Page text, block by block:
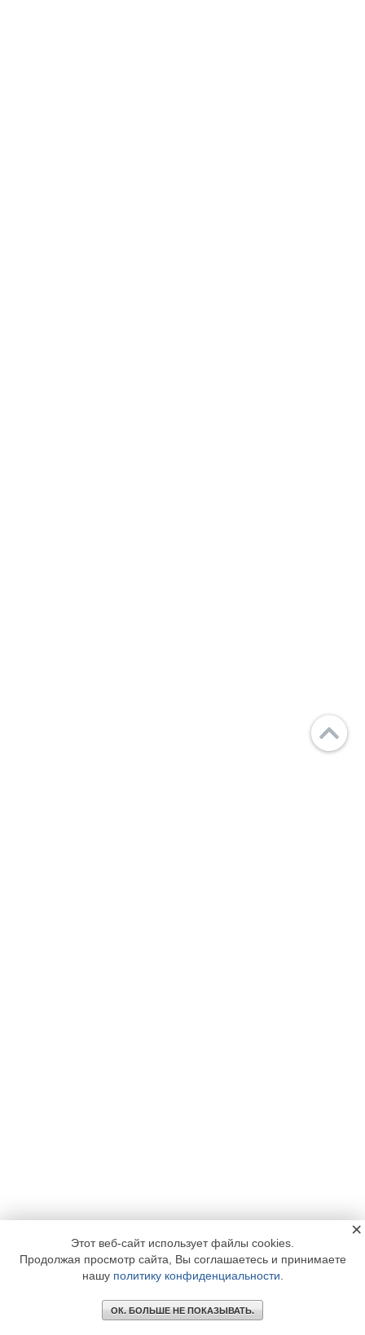
Этот веб-сайт использует файлы cookies.
Продолжая просмотр сайта, Вы соглашаетесь и принимаете
нашу политику конфиденциальности
ОК. БОЛЬШЕ НЕ ПОКАЗЫВАТЬ.
×